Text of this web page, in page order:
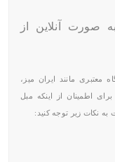
صورت آنلاین از
معتبری مانند ایران میز،
اطمینان از اینکه مبل
به نکات زیر توجه کنید: